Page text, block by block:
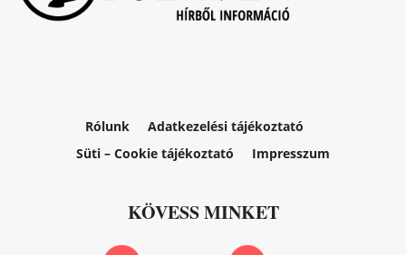
Rólunk
Adatkezelési tájékoztató
Süti – Cookie tájékoztató
Impresszum
KÖVESS MINKET